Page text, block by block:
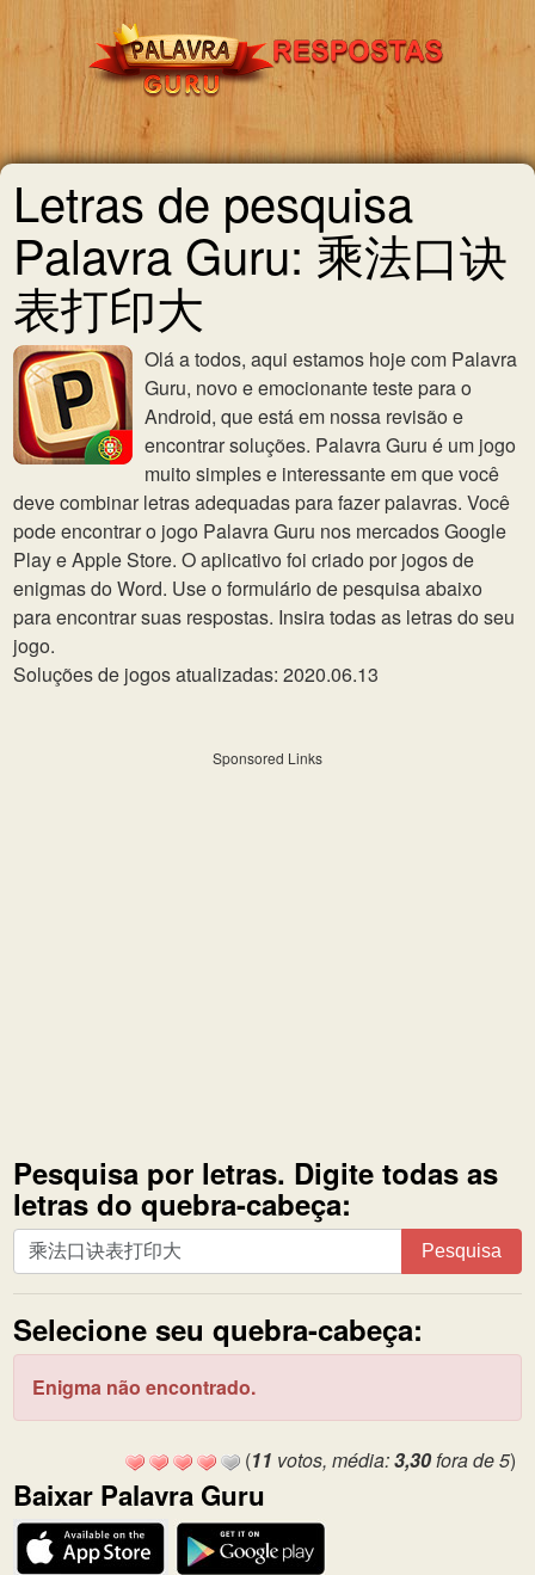
Letras de pesquisa
Palavra Guru: 乘法口诀
表打印大
Olá a todos, aqui estamos hoje com Palavra
Guru, novo e emocionante teste para o
Android, que está em nossa revisão e
encontrar soluções. Palavra Guru é um jogo
muito simples e interessante em que você
deve combinar letras adequadas para fazer palavras. Você
pode encontrar o jogo Palavra Guru nos mercados Google
Play e Apple Store. O aplicativo foi criado por jogos de
enigmas do Word. Use o formulário de pesquisa abaixo
para encontrar suas respostas. Insira todas as letras do seu
jogo.
Soluções de jogos atualizadas: 2020.06.13
Sponsored Links
Pesquisa por letras. Digite todas as
letras do quebra-cabeça:
Pesquisa
por
letras.
Digite
todas
letras
cabeça:
Pesquisa
Selecione seu quebra-cabeça:
Enigma não encontrado.
(11 votos, média:3,30fora de 5)
Baixar Palavra Guru